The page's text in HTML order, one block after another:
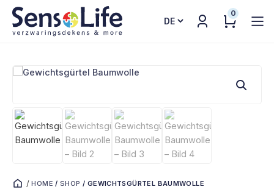
Sprache
0
/ HOME /SHOP / GEWICHTSGÜRTEL BAUMWOLLE